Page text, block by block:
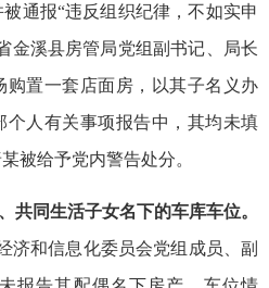
通报“违反组织纪律，不如实申
金溪县房管局党组副书记、局长
购置一套店面房，以其子名义办
个人有关事项报告中，其均未填
被给予党内警告处分。
共同生活子女名下的车库车位。
济和信息化委员会党组成员、副